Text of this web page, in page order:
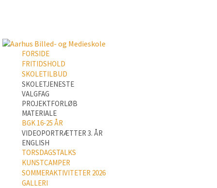
FORSIDE
FRITIDSHOLD
SKOLETILBUD
SKOLETJENESTE
VALGFAG
PROJEKTFORLØB
MATERIALE
BGK 16-25 ÅR
VIDEOPORTRÆTTER 3. ÅR
ENGLISH
TORSDAGSTALKS
KUNSTCAMPER
SOMMERAKTIVITETER 2026
GALLERI